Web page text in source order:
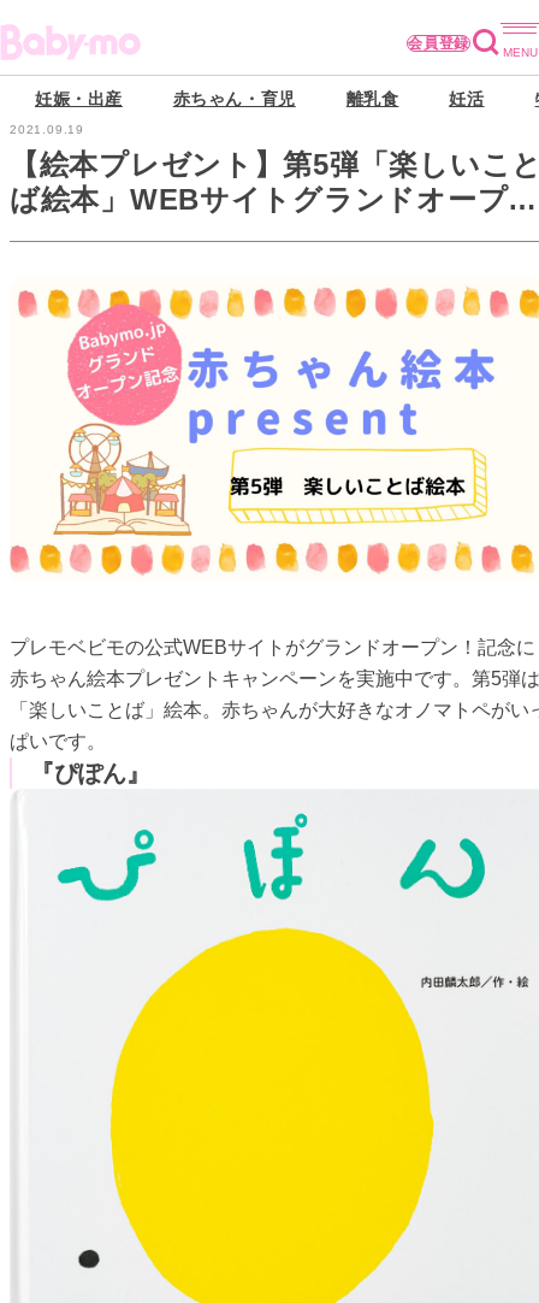
会員登録
妊娠・出産 赤ちゃん・育児 離乳食 妊活
2021.09.19
【絵本プレゼント】第5弾「楽しいこ
ば絵本」WEBサイトグランドオープン
記念！
プレモベビモの公式WEBサイトがグランドオープン！記念に
赤ちゃん絵本プレゼントキャンペーンを実施中です。第5弾は
「楽しいことば」絵本。赤ちゃんが大好きなオノマトペがい
ぱいです。
『ぴぽん』